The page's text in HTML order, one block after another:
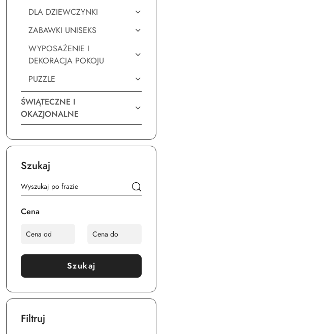
DLA DZIEWCZYNKI
ZABAWKI UNISEKS
WYPOSAŻENIE I
DEKORACJA POKOJU
PUZZLE
ŚWIĄTECZNE I
OKAZJONALNE
Szukaj
Cena
Szukaj
Filtruj